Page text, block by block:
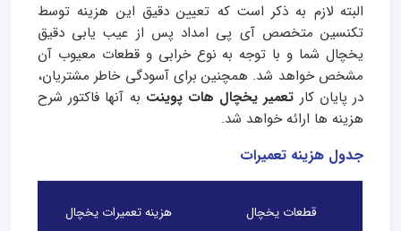
البته لازم به ذکر است که تعیین دقیق این هزینه توسط
تکنسین متخصص آی پی امداد پس از عیب یابی دقیق
یخچال شما و با توجه به نوع خرابی و قطعات معیوب آن
مشخص خواهد شد. همچنین برای آسودگی خاطر مشتریان،
در پایان کار تعمیر یخچال هات پوینت به آنها فاکتور شرح
هزینه ها ارائه خواهد شد.
جدول هزینه تعمیرات
قطعات یخچال هزینه تعمیرات یخچال